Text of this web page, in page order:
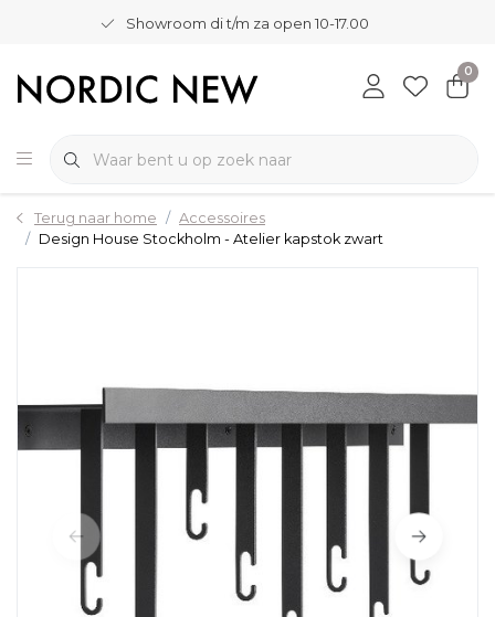
Showroom di t/m za open 10-17.00
0
Terug naar home
Accessoires
Design House Stockholm - Atelier kapstok zwart